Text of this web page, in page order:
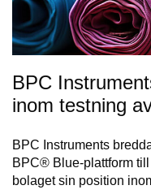
BPC
inom testning
BPC Instruments
BPC® Blue-plattform
bolaget sin position